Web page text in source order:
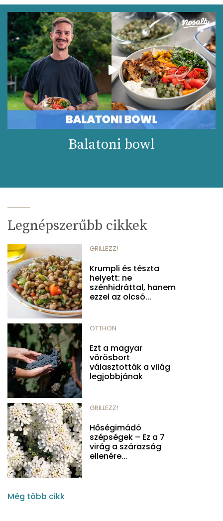
Balatoni bowl
Legnépszerűbb cikkek
GRILLEZZ!
Krumpli és tészta
helyett: ne
szénhidráttal, hanem
ezzel az olcsó...
OTTHON
Ezt a magyar
vörösbort
választották a világ
legjobbjának
GRILLEZZ!
Hőségimádó
szépségek – Ez a 7
virág a szárazság
ellenére...
Még több cikk